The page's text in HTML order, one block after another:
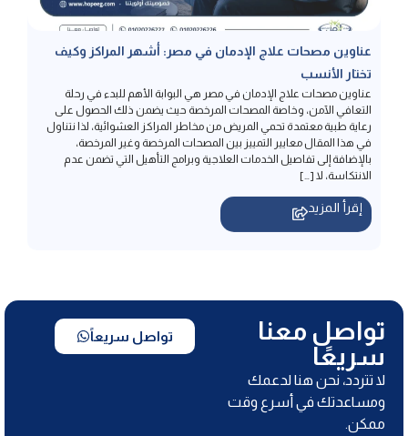
تختار الأنسب
عناوين مصحات علاج الإدمان في مصر هي البوابة الأهم للبدء في رحلة
التعافي الآمن، وخاصة المصحات المرخصة حيث يضمن ذلك الحصول على
رعاية طبية معتمدة تحمي المريض من مخاطر المراكز العشوائية، لذا نتناول
في هذا المقال معايير التمييز بين المصحات المرخصة وغير المرخصة،
بالإضافة إلى تفاصيل الخدمات العلاجية وبرامج التأهيل التي تضمن عدم
الانتكاسة، لا […]
إقرأ المزيد
تواصل معنا
سريعًا
لا تتردد، نحن هنا لدعمك
ومساعدتك في أسرع وقت
ممكن.
تواصل سريعاً